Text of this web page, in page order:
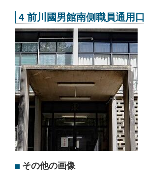
4 前川國男館南側職員通用口
その他の画像